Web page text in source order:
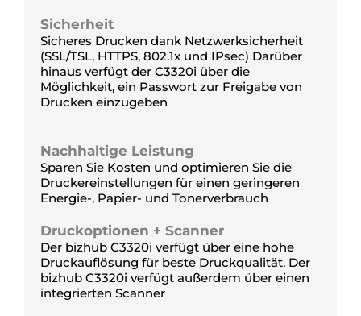
Sicherheit
Sicheres Drucken dank Netzwerksicherheit
(SSL/TSL, HTTPS, 802.1x und IPsec) Darüber
hinaus verfügt der C3320i über die
Möglichkeit, ein Passwort zur Freigabe von
Drucken einzugeben
Nachhaltige Leistung
Sparen Sie Kosten und optimieren Sie die
Druckereinstellungen für einen geringeren
Energie-, Papier- und Tonerverbrauch
Druckoptionen + Scanner
Der bizhub C3320i verfügt über eine hohe
Druckauflösung für beste Druckqualität. Der
bizhub C3320i verfügt außerdem über einen
integrierten Scanner